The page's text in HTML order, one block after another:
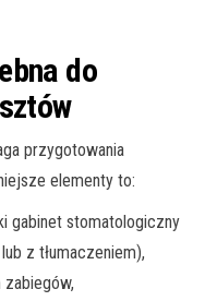
do
przygotowania
elementy to:
gabinet stomatologiczny
z tłumaczeniem),